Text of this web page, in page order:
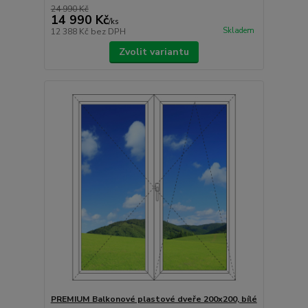
24 990 Kč
14 990 Kč/ks
12 388 Kč bez DPH Skladem
Zvolit variantu
PREMIUM Balkonové plastové dveře 200x200, bílé